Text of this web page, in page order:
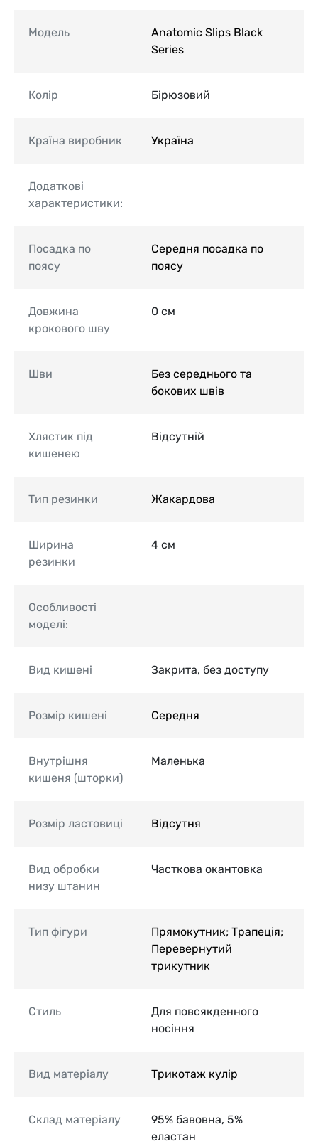
Модель
Anatomic Slips Black
Series
Колір Бірюзовий
Країна виробник Україна
Додаткові
характеристики:
Посадка по
поясу
Середня посадка по
поясу
Довжина
крокового шву
0 см
Шви
Без середнього та
бокових швів
Хлястик під
кишенею
Відсутній
Тип резинки Жакардова
Ширина
резинки
4 см
Особливості
моделі:
Вид кишені Закрита, без доступу
Розмір кишені Середня
Внутрішня
кишеня (шторки)
Маленька
Розмір ластовиці Відсутня
Вид обробки
низу штанин
Часткова окантовка
Тип фігури
Прямокутник; Трапеція;
Перевернутий
трикутник
Стиль
Для повсякденного
носіння
Вид матеріалу Трикотаж кулір
Склад матеріалу
95% бавовна, 5%
еластан